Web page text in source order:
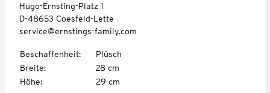
Hugo-Ernsting-Platz 1
D-48653 Coesfeld-Lette
service@ernstings-family.com
Beschaffenheit:
Plüsch
Breite:
28 cm
Höhe: 29 cm